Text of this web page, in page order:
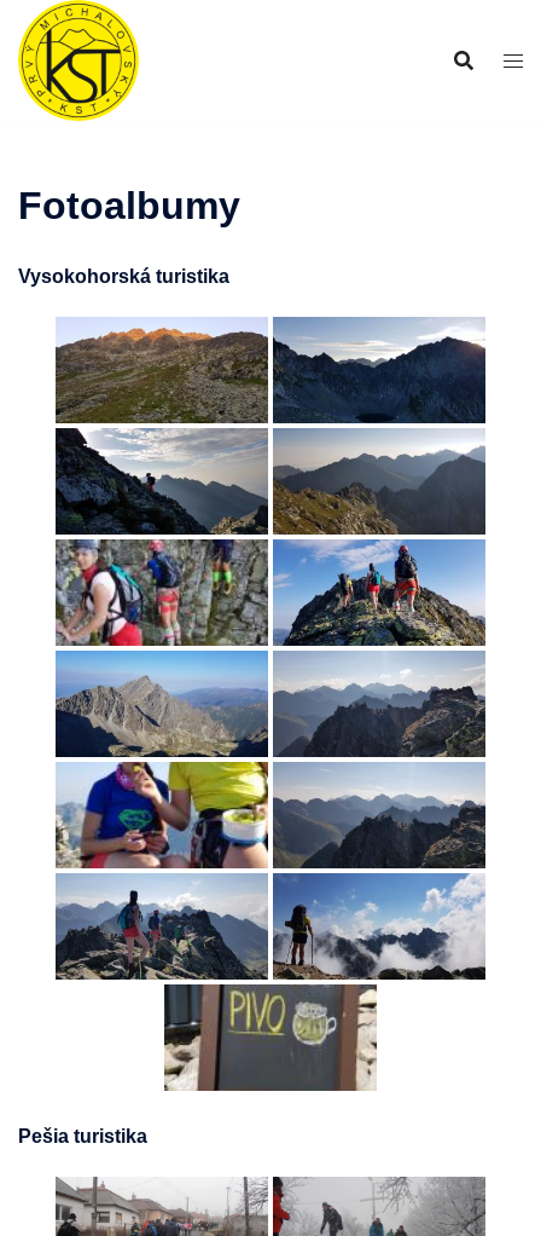
Preskočiť
obsah
Fotoalbumy
Vysokohorská turistika
Pešia turistika